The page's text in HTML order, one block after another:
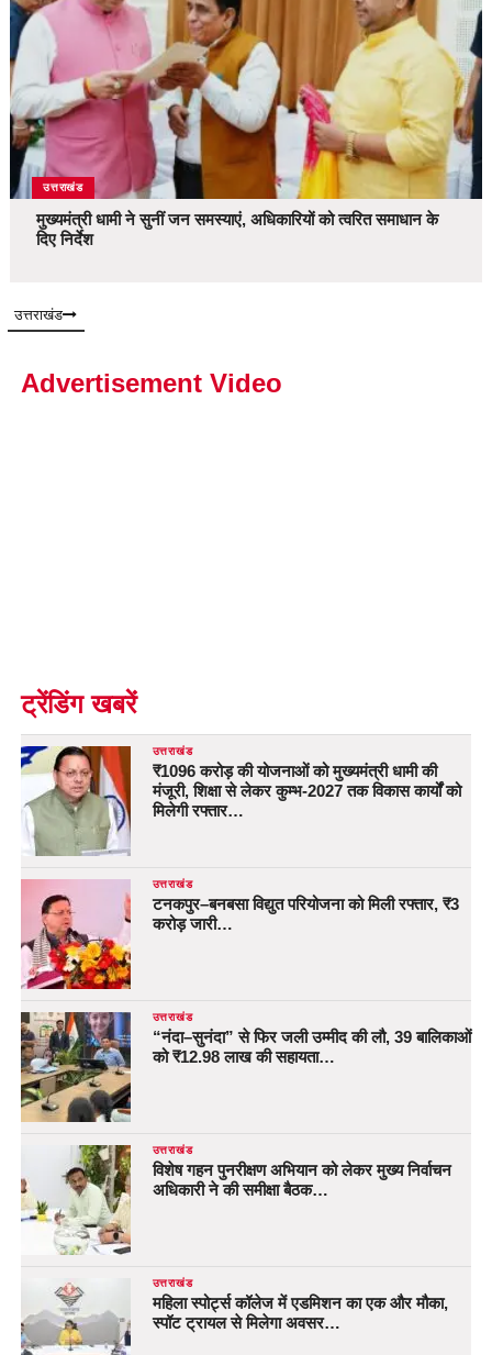
उत्तराखंड
मुख्यमंत्री धामी ने सुनीं जन समस्याएं, अधिकारियों को त्वरित समाधान के
दिए निर्देश
उत्तराखंड
Advertisement Video
ट्रेंडिंग खबरें
उत्तराखंड
₹1096 करोड़ की योजनाओं को मुख्यमंत्री धामी की
मंजूरी, शिक्षा से लेकर कुम्भ-2027 तक विकास कार्यों को
मिलेगी रफ्तार…
उत्तराखंड
टनकपुर–बनबसा विद्युत परियोजना को मिली रफ्तार, ₹3
करोड़ जारी…
उत्तराखंड
“नंदा–सुनंदा” से फिर जली उम्मीद की लौ, 39 बालिकाओं
को ₹12.98 लाख की सहायता…
उत्तराखंड
विशेष गहन पुनरीक्षण अभियान को लेकर मुख्य निर्वाचन
अधिकारी ने की समीक्षा बैठक…
उत्तराखंड
महिला स्पोर्ट्स कॉलेज में एडमिशन का एक और मौका,
स्पॉट ट्रायल से मिलेगा अवसर…